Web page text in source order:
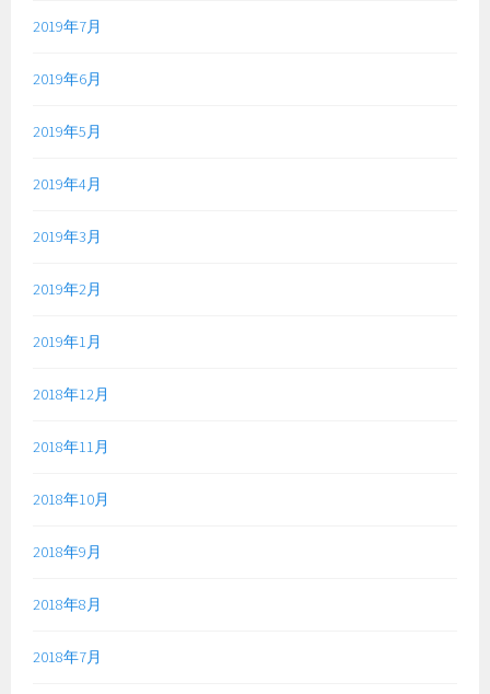
2019年7月
2019年6月
2019年5月
2019年4月
2019年3月
2019年2月
2019年1月
2018年12月
2018年11月
2018年10月
2018年9月
2018年8月
2018年7月